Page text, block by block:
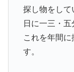
探し物をして
日に一三・
これを年間
す。